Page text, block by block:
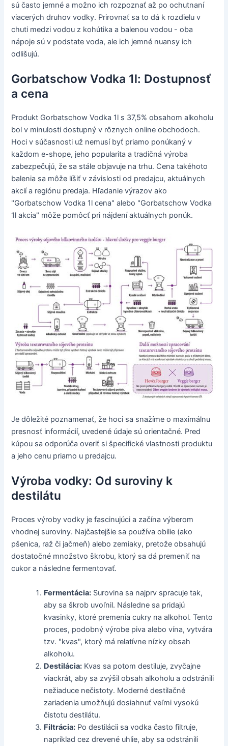
sú často jemné a možno ich rozpoznať až po ochutnaní
viacerých druhov vodky. Prirovnať sa to dá k rozdielu v
chuti medzi vodou z kohútika a balenou vodou - oba
nápoje sú v podstate voda, ale ich jemné nuansy ich
odlišujú.
Gorbatschow Vodka 1l: Dostupnosť
a cena
Produkt Gorbatschow Vodka 1l s 37,5% obsahom alkoholu
bol v minulosti dostupný v rôznych online obchodoch.
Hoci v súčasnosti už nemusí byť priamo ponúkaný v
každom e-shope, jeho popularita a tradičná výroba
zabezpečujú, že sa stále objavuje na trhu. Cena takéhoto
balenia sa môže líšiť v závislosti od predajcu, aktuálnych
akcií a regiónu predaja. Hľadanie výrazov ako
"Gorbatschow Vodka 1l cena" alebo "Gorbatschow Vodka
1l akcia" môže pomôcť pri nájdení aktuálnych ponúk.
Je dôležité poznamenať, že hoci sa snažíme o maximálnu
presnosť informácií, uvedené údaje sú orientačné. Pred
kúpou sa odporúča overiť si špecifické vlastnosti produktu
a jeho cenu priamo u predajcu.
Výroba vodky: Od suroviny k
destilátu
Proces výroby vodky je fascinujúci a začína výberom
vhodnej suroviny. Najčastejšie sa používa obilie (ako
pšenica, raž či jačmeň) alebo zemiaky, pretože obsahujú
dostatočné množstvo škrobu, ktorý sa dá premeniť na
cukor a následne fermentovať.
Fermentácia: Surovina sa najprv spracuje tak,
aby sa škrob uvoľnil. Následne sa pridajú
kvasinky, ktoré premenia cukry na alkohol. Tento
proces, podobný výrobe piva alebo vína, vytvára
tzv. "kvas", ktorý má relatívne nízky obsah
alkoholu.
Destilácia: Kvas sa potom destiluje, zvyčajne
viackrát, aby sa zvýšil obsah alkoholu a odstránili
nežiaduce nečistoty. Moderné destilačné
zariadenia umožňujú dosiahnuť veľmi vysokú
čistotu destilátu.
Filtrácia: Po destilácii sa vodka často filtruje,
napríklad cez drevené uhlie, aby sa odstránili